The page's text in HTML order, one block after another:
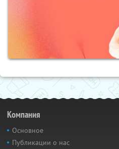
Компания
Основное
Публикации о нас